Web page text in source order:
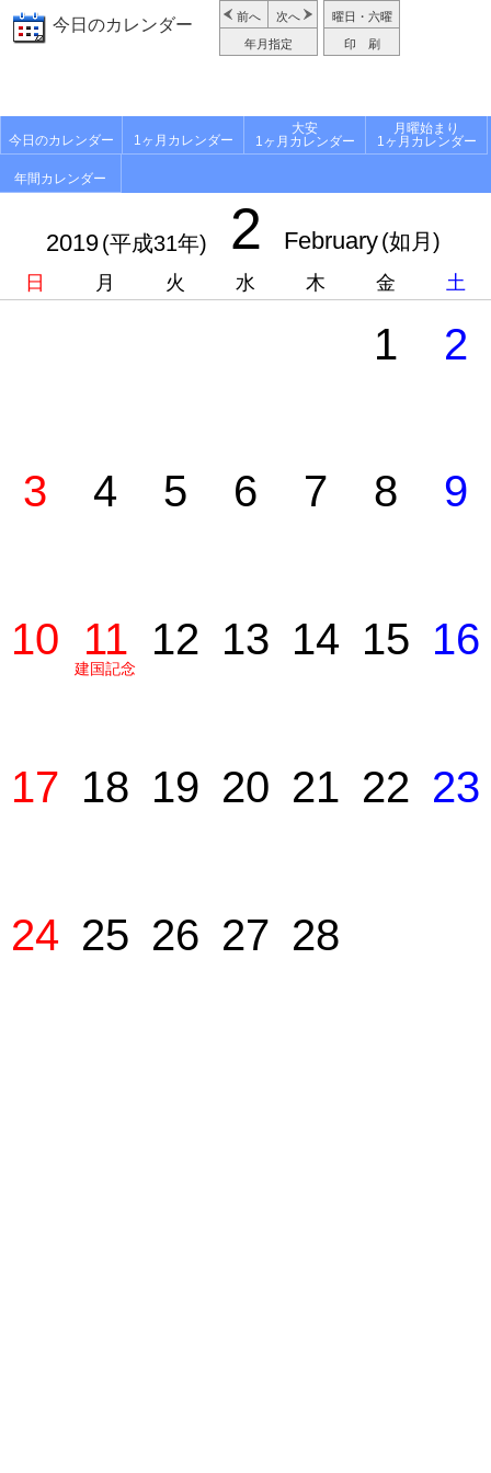
今日のカレンダー 前へ 次へ
年月指定
曜日・六曜
印 刷
今日のカレンダー 1ヶ月カレンダー
大安
1ヶ月カレンダー
月曜始まり
1ヶ月カレンダー
年間カレンダー
2019(平成31年) 2 February(如月)
日 月 火 水 木 金 土
1 2
3 4 5 6 7 8 9
10 11
建国記念
12 13 14 15 16
17 18 19 20 21 22 23
24 25 26 27 28